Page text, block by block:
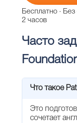
Бесплатно ·
2 часов
Часто
Что такое
Это
сочетает